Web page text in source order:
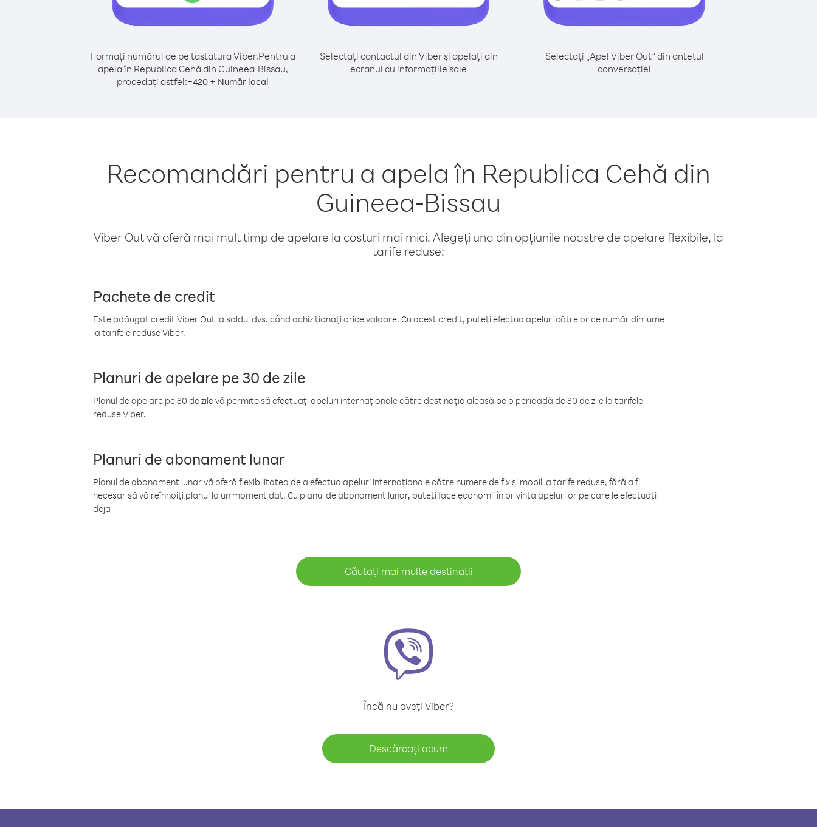
Formați numărul de pe tastatura Viber.Pentru a
apela în Republica Cehă din Guineea-Bissau,
procedați astfel:+420 + Număr local
Selectați contactul din Viber și apelați din
ecranul cu informațiile sale
Selectați „Apel Viber Out” din antetul
conversației
Recomandări pentru a apela în Republica Cehă din
Guineea-Bissau
Viber Out vă oferă mai mult timp de apelare la costuri mai mici. Alegeți una din opțiunile noastre de apelare flexibile, la
tarife reduse:
Pachete de credit
Este adăugat credit Viber Out la soldul dvs. când achiziționați orice valoare. Cu acest credit, puteți efectua apeluri către orice număr din lume
la tarifele reduse Viber.
Planuri de apelare pe 30 de zile
Planul de apelare pe 30 de zile vă permite să efectuați apeluri internaționale către destinația aleasă pe o perioadă de 30 de zile la tarifele
reduse Viber.
Planuri de abonament lunar
Planul de abonament lunar vă oferă flexibilitatea de a efectua apeluri internaționale către numere de fix și mobil la tarife reduse, fără a fi
necesar să vă reînnoiți planul la un moment dat. Cu planul de abonament lunar, puteți face economii în privința apelurilor pe care le efectuați
deja
Căutați mai multe destinații
Încă nu aveți Viber?
Descărcați acum